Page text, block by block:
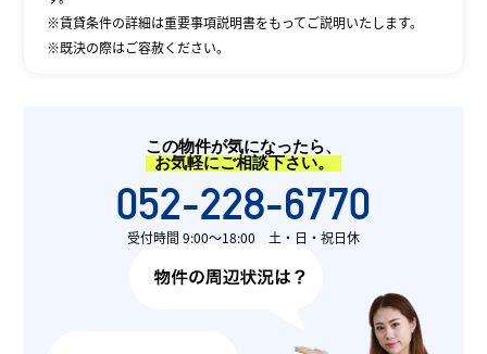
※賃貸条件の詳細は重要事項説明書をもってご説明いたします。
※既決の際はご容赦ください。
この物件が気になったら、
お気軽にご相談下さい。
052-228-6770
受付時間 9:00〜18:00 土・日・祝日休